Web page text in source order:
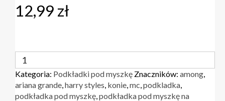
12,99 zł
ilość
Podkładka
pod
myszkę
Kategoria: Podkładki pod myszkę Znaczników: among,
ariana grande,harry styles, konie,mc,podkladka,
podkładka pod myszkę,podkładka pod myszkę na